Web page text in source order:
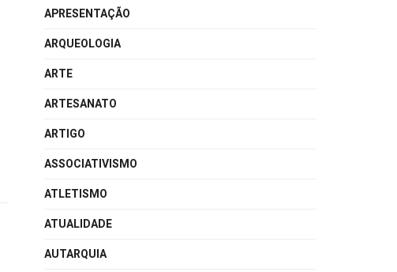
APRESENTAÇÃO
ARQUEOLOGIA
ARTE
ARTESANATO
ARTIGO
ASSOCIATIVISMO
ATLETISMO
ATUALIDADE
AUTARQUIA